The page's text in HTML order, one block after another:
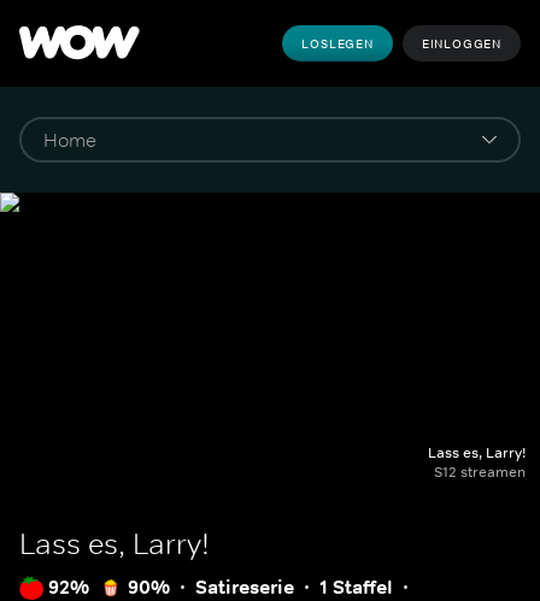
LOSLEGEN EINLOGGEN
Lass es, Larry!
S12 streamen
Lass es, Larry!
92% 90% Satireserie
1 Staffel